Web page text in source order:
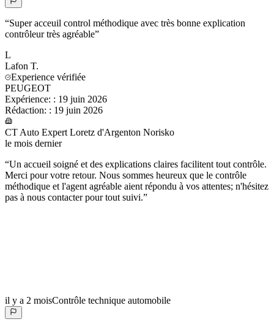
“Super acceuil control méthodique avec très bonne explication
contrôleur très agréable”
L
Lafon T.
Experience vérifiée
PEUGEOT
Expérience: : 19 juin 2026
Rédaction: : 19 juin 2026
CT Auto Expert Loretz d'Argenton Norisko
le mois dernier
“Un accueil soigné et des explications claires facilitent tout contrôle.
Merci pour votre retour. Nous sommes heureux que le contrôle
méthodique et l'agent agréable aient répondu à vos attentes; n'hésitez
pas à nous contacter pour tout suivi.”
il y a 2 moisContrôle technique automobile